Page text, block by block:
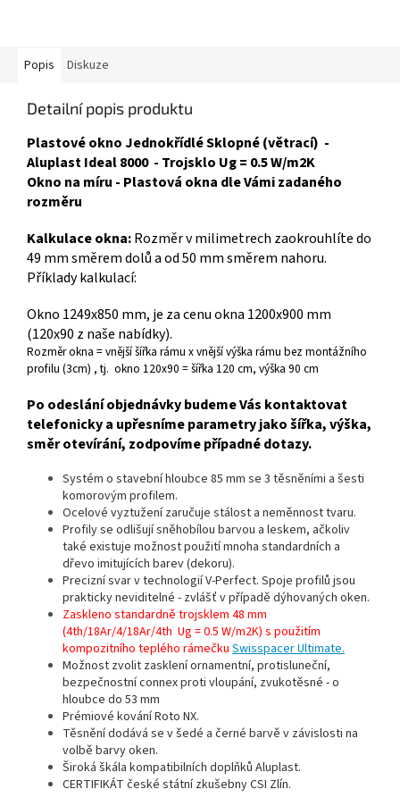
Popis Diskuze
Detailní popis produktu
Plastové okno Jednokřídlé Sklopné (větrací) -
Aluplast Ideal 8000 - Trojsklo Ug = 0.5 W/m2K
Okno na míru - Plastová okna dle Vámi zadaného
rozměru
Kalkulace okna:Rozměr v milimetrech zaokrouhlíte do
49 mm směrem dolů a od 50 mm směrem nahoru.
Příklady kalkulací:
Okno 1249x850 mm, je za cenu okna 1200x900 mm
(120x90 z naše nabídky).
Rozměr okna = vnější šířka rámu x vnější výška rámu bez montážního
profilu (3cm) , tj. okno 120x90 = šířka 120 cm, výška 90 cm
Po odeslání objednávky budeme Vás kontaktovat
telefonicky a upřesníme parametry jako šířka, výška,
směr otevírání, zodpovíme případné dotazy.
Systém o stavební hloubce 85 mm se 3 těsněními a šesti
komorovým profilem.
Ocelové vyztužení zaručuje stálost a neměnnost tvaru.
Profily se odlišují sněhobílou barvou a leskem, ačkoliv
také existuje možnost použití mnoha standardních a
dřevo imitujících barev (dekoru).
Precizní svar v technologií V-Perfect. Spoje profilů jsou
prakticky neviditelné - zvlášť v případě dýhovaných oken.
Zaskleno standardně trojsklem 48 mm
(4th/18Ar/4/18Ar/4th Ug = 0.5 W/m2K) s použitím
kompozitního teplého rámečku Swisspacer Ultimate.
Možnost zvolit zasklení ornamentní, protisluneční,
bezpečnostní connex proti vloupání, zvukotěsné - o
hloubce do 53 mm
Prémiové kování Roto NX.
Těsnění dodává se v šedé a černé barvě v závislosti na
volbě barvy oken.
Široká škála kompatibilních doplňků Aluplast.
CERTIFIKÁT české státní zkušebny CSI Zlín.